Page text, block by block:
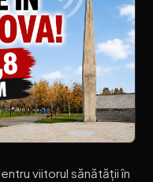
viitorul sănătății în